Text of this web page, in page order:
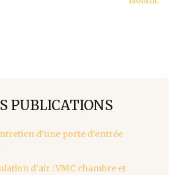
PUBLICATIONS
d’une porte d’entrée
d’air : VMC chambre et